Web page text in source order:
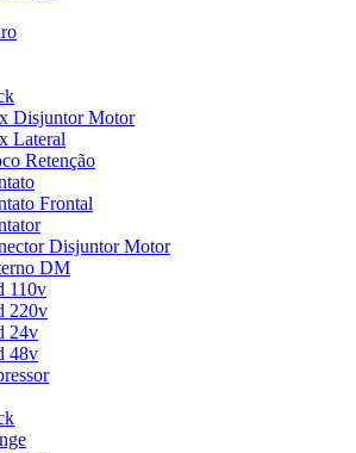
Disjuntor Motor
Lateral
Retenção
Frontal
Disjuntor Motor
DM
110v
220v
24v
48v